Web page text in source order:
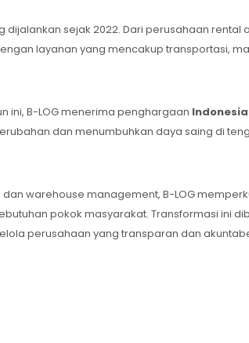
sejak 2022. Dari perusahaan
layanan yang mencakup transportasi,
ini, B-LOG menerima penghargaan
dan menumbuhkan daya saing di
warehouse management, B-LOG
pokok masyarakat. Transformasi ini
perusahaan yang transparan dan